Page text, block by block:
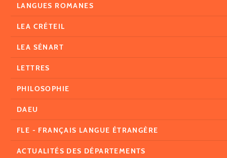
LANGUES ROMANES
LEA CRÉTEIL
LEA SÉNART
LETTRES
PHILOSOPHIE
DAEU
FLE - FRANÇAIS LANGUE ÉTRANGÈRE
ACTUALITÉS DES DÉPARTEMENTS